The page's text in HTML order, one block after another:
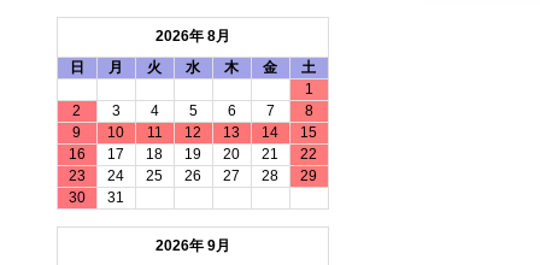
2026年 8月
日
月 火 水 木 金
土
1
2
3 4 5 6 7
8
9
10 11 12 13 14
15
16
17 18 19 20 21
22
23
24 25 26 27 28
29
30
31
2026年 9月